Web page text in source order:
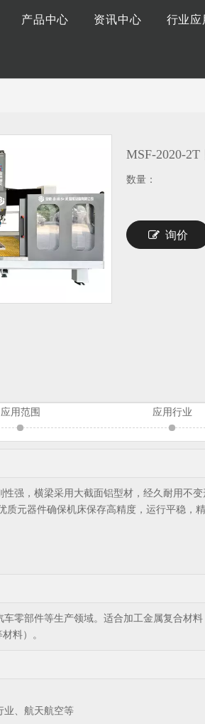
产品中心
复合材料产品中心
工业自动化解决方案
板式家具生产解决方案
资讯中心 行业
MSF-2020-
数量：
询价
应用范围 应用行业
强，横梁采用大截面铝型材，经久耐用不变
元器件确保机床保存高精度，运行平稳，
零部件等生产领域。适合加工金属复合材
料）。
业、航天航空等